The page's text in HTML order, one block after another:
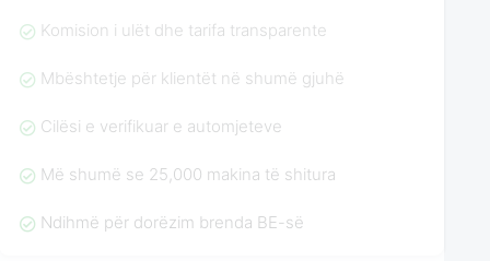
Komision i ulët dhe tarifa transparente
Mbështetje për klientët në shumë gjuhë
Cilësi e verifikuar e automjeteve
Më shumë se 25,000 makina të shitura
Ndihmë për dorëzim brenda BE-së